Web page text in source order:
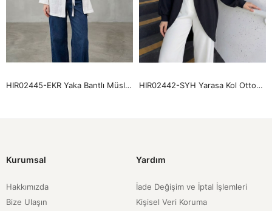
HIR02445-EKR Yaka Bantlı Müslin Hırka-Ekru HIR02442-SYH Yarasa Kol Ottoman Hırka-Siyah
Kurumsal
Hakkımızda
Bize Ulaşın
Yardım
İade Değişim ve İptal İşlemleri
Kişisel Veri Koruma